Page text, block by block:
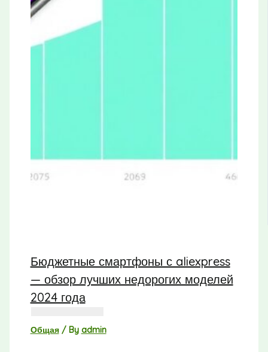
Бюджетные смартфоны с aliexpress
— обзор лучших недорогих моделей
2024 года
Общая/ By admin